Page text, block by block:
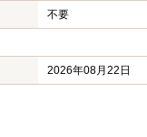
不要
2026年08月22日